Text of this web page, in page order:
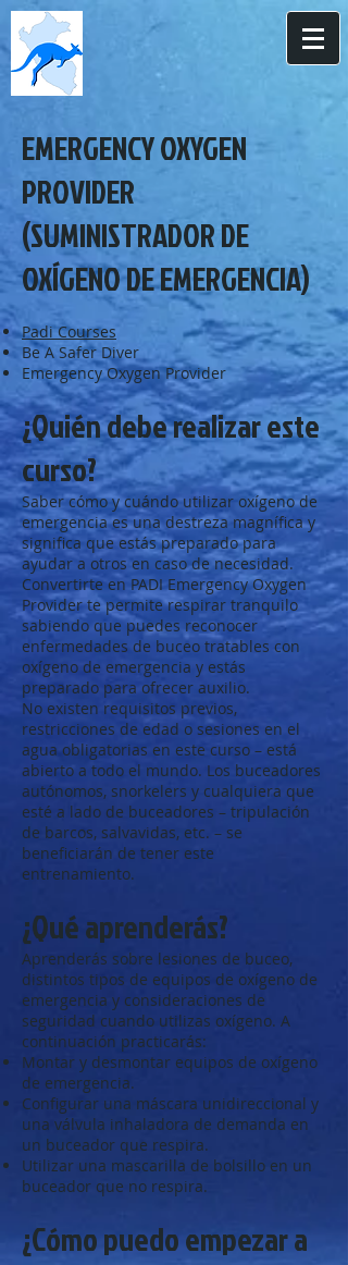
EMERGENCY OXYGEN
PROVIDER
(SUMINISTRADOR DE
OXÍGENO DE EMERGENCIA)
Padi Courses
Be A Safer Diver
Emergency Oxygen Provider
¿Quién debe realizar este
curso?
Saber cómo y cuándo utilizar oxígeno de
emergencia es una destreza magnífica y
significa que estás preparado para
ayudar a otros en caso de necesidad.
Convertirte en PADI Emergency Oxygen
Provider te permite respirar tranquilo
sabiendo que puedes reconocer
enfermedades de buceo tratables con
oxígeno de emergencia y estás
preparado para ofrecer auxilio.
No existen requisitos previos,
restricciones de edad o sesiones en el
agua obligatorias en este curso – está
abierto a todo el mundo. Los buceadores
autónomos, snorkelers y cualquiera que
esté a lado de buceadores – tripulación
de barcos, salvavidas, etc. – se
beneficiarán de tener este
entrenamiento.
¿Qué aprenderás?
Aprenderás sobre lesiones de buceo,
distintos tipos de equipos de oxígeno de
emergencia y consideraciones de
seguridad cuando utilizas oxígeno. A
continuación practicarás:
Montar y desmontar equipos de oxígeno
de emergencia.
Configurar una máscara unidireccional y
una válvula inhaladora de demanda en
un buceador que respira.
Utilizar una mascarilla de bolsillo en un
buceador que no respira.
¿Cómo puedo empezar a